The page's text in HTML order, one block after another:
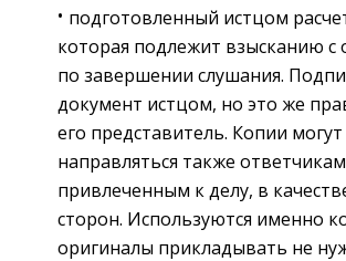
подготовленный истцом
которая подлежит взысканию с
по завершении слушания.
документ истцом, но это же
его представитель. Копии могут
направляться также
привлеченным к делу, в
сторон. Используются именно
оригиналы прикладывать не